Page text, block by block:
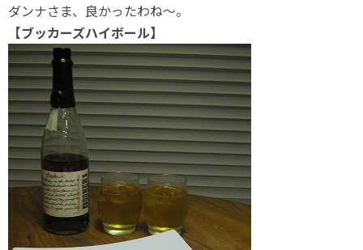
ダンナさま、良かったわね～。
【ブッカーズハイボール】